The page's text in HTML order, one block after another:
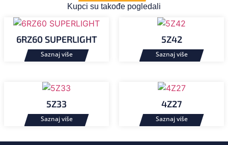
Kupci su takođe pogledali
6RZ60 SUPERLIGHT 5Z42
5Z33 4Z27